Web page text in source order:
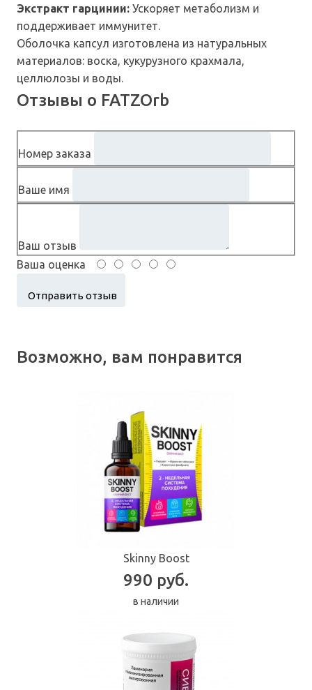
Экстракт гарцинии: Ускоряет метаболизм и
поддерживает иммунитет.
Оболочка капсул изготовлена из натуральных
материалов: воска, кукурузного крахмала,
целлюлозы и воды.
Отзывы о FATZOrb
Номер заказа
Ваше имя
Ваш отзыв
Ваша оценка
Возможно, вам понравится
Skinny Boost
990 руб.
в наличии